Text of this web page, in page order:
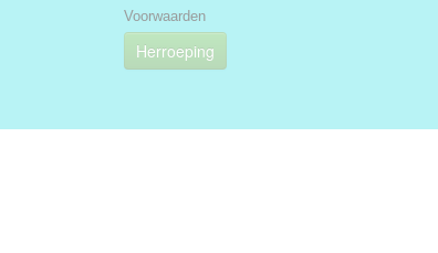
Voorwaarden
Herroeping